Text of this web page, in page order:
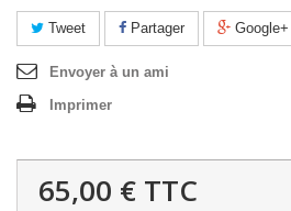
Tweet Partager Google+
Envoyer à un ami
Imprimer
65,00 € TTC